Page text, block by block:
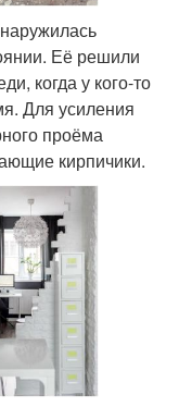
Её решили
когда у кого-то
Для усиления
проёма
кирпичики.